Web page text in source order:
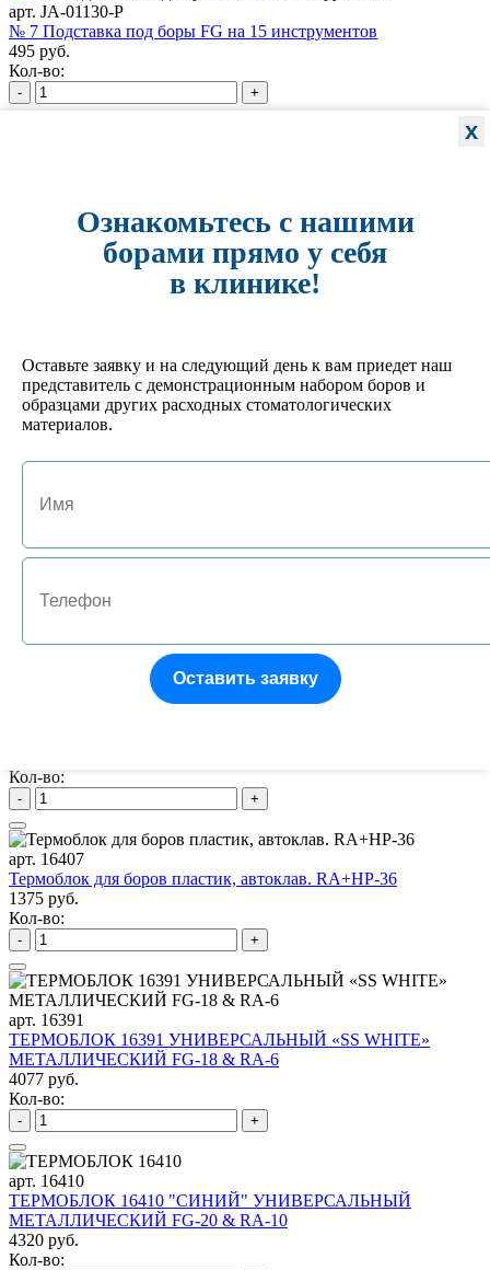
арт. JA-01130-P
№ 7 Подставка под боры FG на 15 инструментов
495 руб.
Кол-во:
- +
+
+
арт. JA-01132-P
Кол-во:
№10 Термоблок 15HP/File
Кол-во:
+
Кол-во:
- +
арт. 16407
Термоблок для боров пластик, автоклав. RA+HP-36
1375 руб.
Кол-во:
- +
арт. 16391
ТЕРМОБЛОК 16391 УНИВЕРСАЛЬНЫЙ «SS WHITE»
МЕТАЛЛИЧЕСКИЙ FG-18 & RA-6
4077 руб.
Кол-во:
- +
арт. 16410
ТЕРМОБЛОК 16410 "СИНИЙ" УНИВЕРСАЛЬНЫЙ
МЕТАЛЛИЧЕСКИЙ FG-20 & RA-10
4320 руб.
Кол-во:
x
Ознакомьтесь с нашими
борами прямо у себя
в клинике!
Оставьте заявку и на следующий день к вам приедет наш
представитель с демонстрационным набором боров и
образцами других расходных стоматологических
материалов.
Оставить заявку